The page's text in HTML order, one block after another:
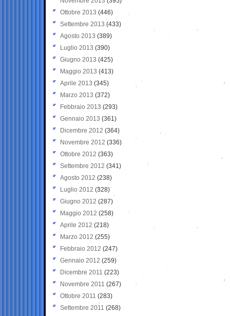
Ottobre 2013 (446)
Settembre 2013 (433)
Agosto 2013 (389)
Luglio 2013 (390)
Giugno 2013 (425)
Maggio 2013 (413)
Aprile 2013 (345)
Marzo 2013 (372)
Febbraio 2013 (293)
Gennaio 2013 (361)
Dicembre 2012 (364)
Novembre 2012 (336)
Ottobre 2012 (363)
Settembre 2012 (341)
Agosto 2012 (238)
Luglio 2012 (328)
Giugno 2012 (287)
Maggio 2012 (258)
Aprile 2012 (218)
Marzo 2012 (255)
Febbraio 2012 (247)
Gennaio 2012 (259)
Dicembre 2011 (223)
Novembre 2011 (267)
Ottobre 2011 (283)
Settembre 2011 (268)